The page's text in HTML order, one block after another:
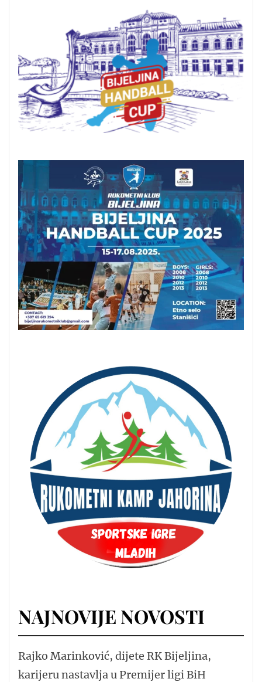
NAJNOVIJE NOVOSTI
Rajko Marinković, dijete RK Bijeljina,
karijeru nastavlja u Premijer ligi BiH